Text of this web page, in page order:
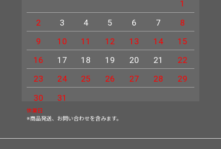
1
2
3 4 5 6 7
8
9
10 11 12 13 14
15
16
17 18 19 20 21
22
23
24 25 26 27 28
29
30
31
休業日
※商品発送、お問い合わせを含みます。